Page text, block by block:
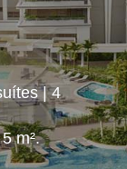
| 4
m².